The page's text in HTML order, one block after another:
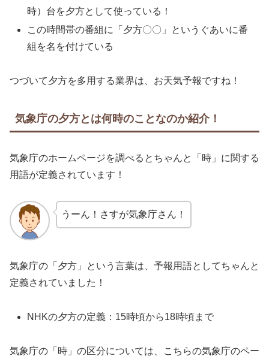
時）台を夕方として使っている！
この時間帯の番組に「夕方〇〇」というぐあいに番
組を名を付けている
つづいて夕方を多用する業界は、お天気予報ですね！
気象庁の夕方とは何時のことなのか紹介！
気象庁のホームページを調べるとちゃんと「時」に関する
用語が定義されています！
うーん！さすが気象庁さん！
気象庁の「夕方」という言葉は、予報用語としてちゃんと
定義されていました！
NHKの夕方の定義：15時頃から18時頃まで
気象庁の「時」の区分については、こちらの気象庁のペー